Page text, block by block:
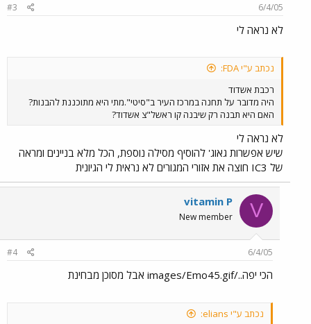
6/4/05
#3
לא נראה לי
נכתב ע"י FDA:
רכבת אשדוד
היה מדובר על תחנה במרכז העיר ב"סיטי".מתי היא מתוכננת להבנות?
האם היא תבנה רק שיבנה קו ראשל"צ אשדוד?
לא נראה לי
שיש אפשרות גאוג' להוסיף מסילה נוספת, הכל מלא בניינים ומראה
של IC3 חוצה את אזורי המגורים לא נראית לי הגיונית
V
vitamin P
New member
6/4/05
#4
הכי יפה../images/Emo45.gif אבל מסוכן מבחינת
נכתב ע"י elians: